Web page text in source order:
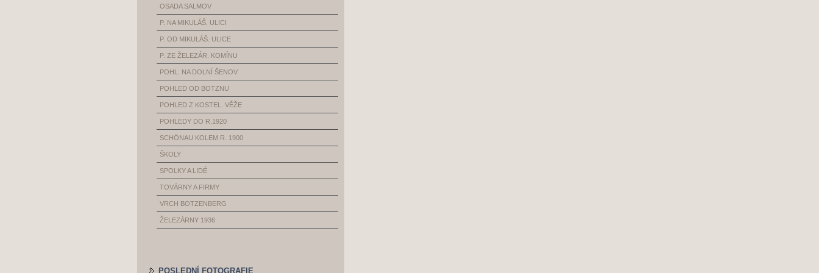
OSADA SALMOV
P. NA MIKULÁŠ. ULICI
P. OD MIKULÁŠ. ULICE
P. ZE ŽELEZÁR. KOMÍNU
POHL. NA DOLNÍ ŠENOV
POHLED OD BOTZNU
POHLED Z KOSTEL. VĚŽE
POHLEDY DO R.1920
SCHÖNAU KOLEM R. 1900
ŠKOLY
SPOLKY A LIDÉ
TOVÁRNY A FIRMY
VRCH BOTZENBERG
ŽELEZÁRNY 1936
POSLEDNÍ FOTOGRAFIE